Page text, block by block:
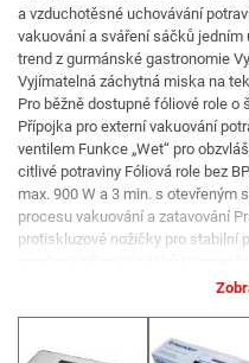
a vzduchotěsné uchovávání
vakuování a sváření sáčků
trend z gurmánské gastronomie
Vyjímatelná záchytná miska na
Pro běžně dostupné fóliové role o
Přípojka pro externí vakuování
ventilem Funkce „Wet“ pro
citlivé potraviny Fóliová role bez
max. 900 W a 3 min. s
procesu vakuování a zatavování
protiskluzové nožičky pro stabilní
značek Caso a Foodsaver
zařízení: cca 40,6 x 15,9 x 9,4 cm